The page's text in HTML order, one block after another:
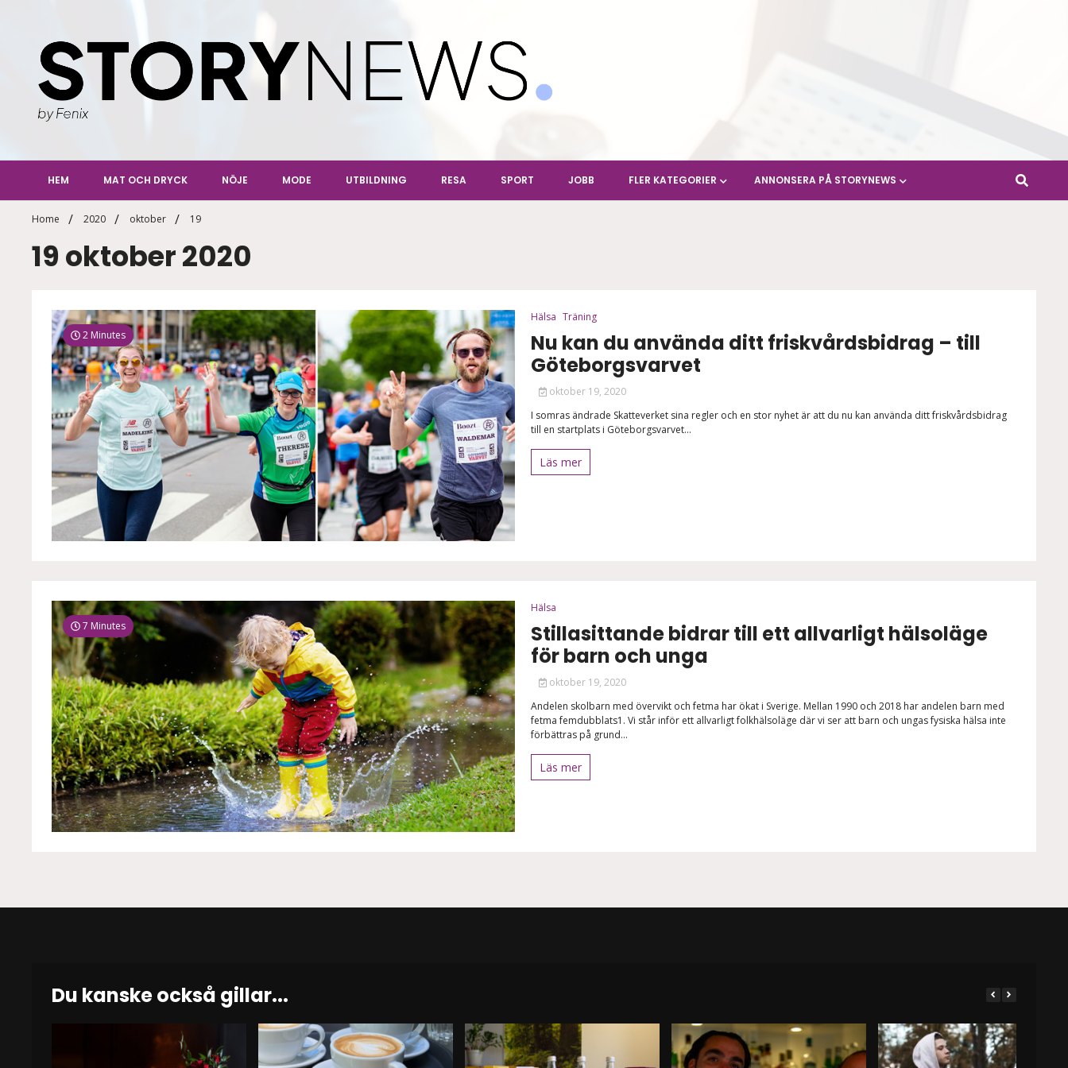
StoryNews
HEM MAT OCH DRYCK NÖJE MODE UTBILDNING RESA SPORT JOBB FLER KATEGORIER ANNONSERA PÅ STORYNEWS
Home 2020 oktober 19
19 oktober 2020
2 Minutes
Hälsa Träning
Nu kan du använda ditt friskvårdsbidrag – till
Göteborgsvarvet
oktober 19, 2020
I somras ändrade Skatteverket sina regler och en stor nyhet är att du nu kan använda ditt friskvårdsbidrag
till en startplats i Göteborgsvarvet...
Läs mer
7 Minutes
Hälsa
Stillasittande bidrar till ett allvarligt hälsoläge
för barn och unga
oktober 19, 2020
Andelen skolbarn med övervikt och fetma har ökat i Sverige. Mellan 1990 och 2018 har andelen barn med
fetma femdubblats1. Vi står inför ett allvarligt folkhälsoläge där vi ser att barn och ungas fysiska hälsa inte
förbättras på grund...
Läs mer
Du kanske också gillar...